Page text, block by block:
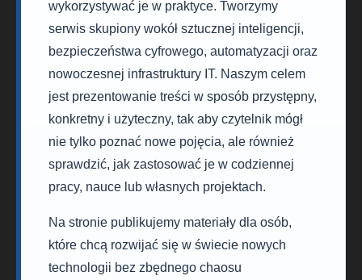
wykorzystywać je w praktyce. Tworzymy
serwis skupiony wokół sztucznej inteligencji,
bezpieczeństwa cyfrowego, automatyzacji oraz
nowoczesnej infrastruktury IT. Naszym celem
jest prezentowanie treści w sposób przystępny,
konkretny i użyteczny, tak aby czytelnik mógł
nie tylko poznać nowe pojęcia, ale również
sprawdzić, jak zastosować je w codziennej
pracy, nauce lub własnych projektach.
Na stronie publikujemy materiały dla osób,
które chcą rozwijać się w świecie nowych
technologii bez zbędnego chaosu